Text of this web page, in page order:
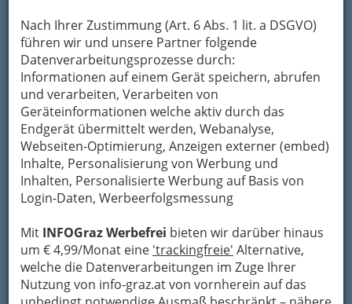
Nach Ihrer Zustimmung (Art. 6 Abs. 1 lit. a DSGVO)
führen wir und unsere Partner folgende
Datenverarbeitungsprozesse durch:
Informationen auf einem Gerät speichern, abrufen
und verarbeiten, Verarbeiten von
Geräteinformationen welche aktiv durch das
Endgerät übermittelt werden, Webanalyse,
Webseiten-Optimierung, Anzeigen externer (embed)
Inhalte, Personalisierung von Werbung und
Inhalten, Personalisierte Werbung auf Basis von
Login-Daten, Werbeerfolgsmessung
Mit INFOGraz Werbefrei bieten wir darüber hinaus
um € 4,99/Monat eine 'trackingfreie' Alternative,
welche die Datenverarbeitungen im Zuge Ihrer
Nutzung von info-graz.at von vornherein auf das
Der Verein DIE BRÜCKE hat sich in den mehr
als 20 Jahren seines Bestehens einen Namen
alsVeranstaltungsort ohne bauliche und
gedankliche Grenzengemacht. Die Betonung
unserer Programme liegt besonders auf der
zeitgenössischen Gegenwartskultur.
Unsere Konzerte sind hauptsächlich der
akustischen Musik verschrieben. Mittlerweile
hat sich diese Musik - egal ob traditionelle
Volksmusik, neue Volxmusik, Folk oder Fusion
– als unsere „Nische“ etabliert. In
Graz.
Ein weiterer Schwerpunkt unseres kulturellen
Programms sieht sich eher dem Wort
verpflichtet: